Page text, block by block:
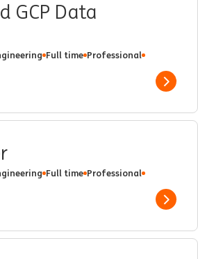
GCP Data
Full time Professional
Show
Full time Professional
Show